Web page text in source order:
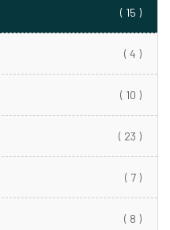
( 15 )
( 4 )
( 10 )
( 23 )
( 7 )
( 8 )